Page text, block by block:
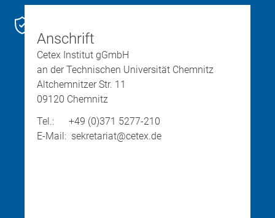
Anschrift
Cetex Institut gGmbH
an der Technischen Universität Chemnitz
Altchemnitzer Str. 11
09120 Chemnitz
Tel.: +49 (0)371 5277-210
E-Mail: sekretariat@cetex.de